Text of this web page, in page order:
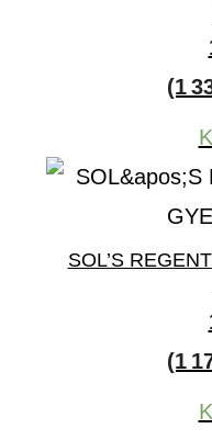
(1
SOL’S
(1